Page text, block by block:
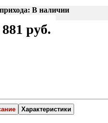
В наличии
руб.
Характеристики